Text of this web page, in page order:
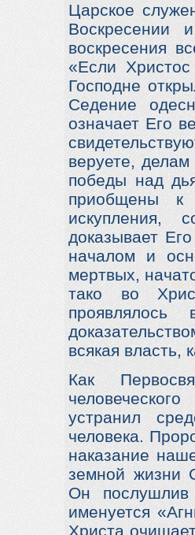
Царское
Воскресении
воскресения
«Если
Господне
Седение
означает Его
веруете,
победы над
приобщены к
искупления,
доказывает
началом и
мертвых,
тако во
всякая власть,
Как
устранил
человека.
наказание
земной жизни
Он
именуется
Христа